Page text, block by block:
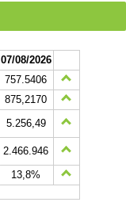
07/08/2026
757.5406
875,2170
5.256,49
2.466.946
13,8%